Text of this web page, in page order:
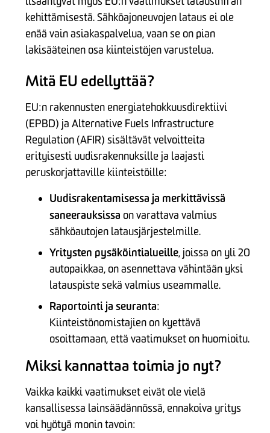
kehittämisestä. Sähköajoneuvojen lataus ei ole
enää vain asiakaspalvelua, vaan se on pian
lakisääteinen osa kiinteistöjen varustelua.
Mitä EU edellyttää?
EU:n rakennusten energiatehokkuusdirektiivi
(EPBD) ja Alternative Fuels Infrastructure
Regulation (AFIR) sisältävät velvoitteita
erityisesti uudisrakennuksille ja laajasti
peruskorjattaville kiinteistöille:
Uudisrakentamisessa ja merkittävissä
saneerauksissa on varattava valmius
sähköautojen latausjärjestelmille.
Yritysten pysäköintialueille, joissa on yli 20
autopaikkaa, on asennettava vähintään yksi
latauspiste sekä valmius useammalle.
Raportointi ja seuranta:
Kiinteistönomistajien on kyettävä
osoittamaan, että vaatimukset on huomioitu.
Miksi kannattaa toimia jo nyt?
Vaikka kaikki vaatimukset eivät ole vielä
kansallisessa lainsäädännössä, ennakoiva yritys
voi hyötyä monin tavoin: